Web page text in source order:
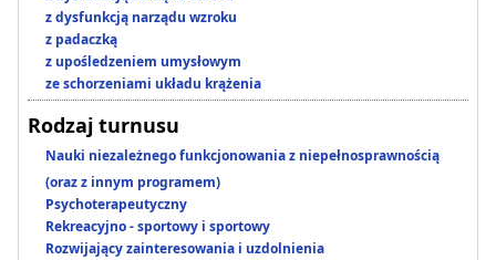
z dysfunkcją narządu wzroku
z padaczką
z upośledzeniem umysłowym
ze schorzeniami układu krążenia
Rodzaj turnusu
Nauki niezależnego funkcjonowania z niepełnosprawnością
(oraz z innym programem)
Psychoterapeutyczny
Rekreacyjno - sportowy i sportowy
Rozwijający zainteresowania i uzdolnienia